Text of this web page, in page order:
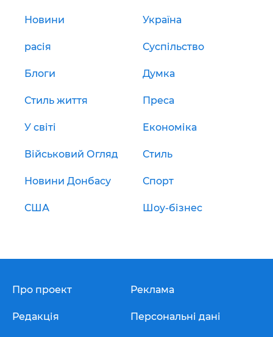
Новини Україна
расія Суспільство
Блоги Думка
Стиль життя Преса
У світі Економіка
Військовий Огляд Стиль
Новини Донбасу Спорт
США Шоу-бізнес
Про проект
Редакція
Реклама
Персональні дані